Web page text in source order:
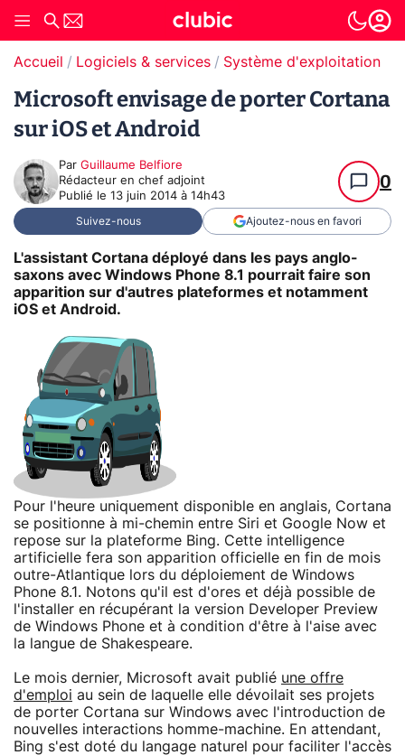
Accueil Logiciels & services Système d'exploitation
Microsoft envisage de porter Cortana
sur iOS et Android
Par Guillaume Belfiore
Rédacteur en chef adjoint
Publié le 13 juin 2014 à 14h43
0
Suivez-nous Ajoutez-nous en favori
L'assistant Cortana déployé dans les pays anglo-
saxons avec Windows Phone 8.1 pourrait faire son
apparition sur d'autres plateformes et notamment
iOS et Android.
Pour l'heure uniquement disponible en anglais, Cortana
se positionne à mi-chemin entre Siri et Google Now et
repose sur la plateforme Bing. Cette intelligence
artificielle fera son apparition officielle en fin de mois
outre-Atlantique lors du déploiement de Windows
Phone 8.1. Notons qu'il est d'ores et déjà possible de
l'installer en récupérant la version Developer Preview
de Windows Phone et à condition d'être à l'aise avec
la langue de Shakespeare.
Le mois dernier, Microsoft avait publié une offre
d'emploi au sein de laquelle elle dévoilait ses projets
de porter Cortana sur Windows avec l'introduction de
nouvelles interactions homme-machine. En attendant,
Bing s'est doté du langage naturel pour faciliter l'accès